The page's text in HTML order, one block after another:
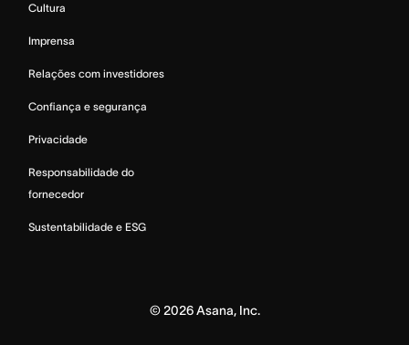
Cultura
Imprensa
Relações com investidores
Confiança e segurança
Privacidade
Responsabilidade do
fornecedor
Sustentabilidade e ESG
© 2026Asana, Inc.